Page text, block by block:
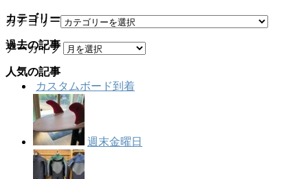
カテゴリー
カテゴリー
過去の記事
アーカイブ
人気の記事
カスタムボード到着
週末金曜日